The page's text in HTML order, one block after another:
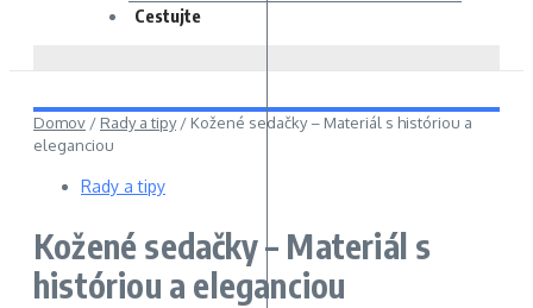
Cestujte
Domov / Rady a tipy/ Kožené sedačky – Materiál s históriou a
eleganciou
Rady a tipy
Kožené sedačky – Materiál s
históriou a eleganciou